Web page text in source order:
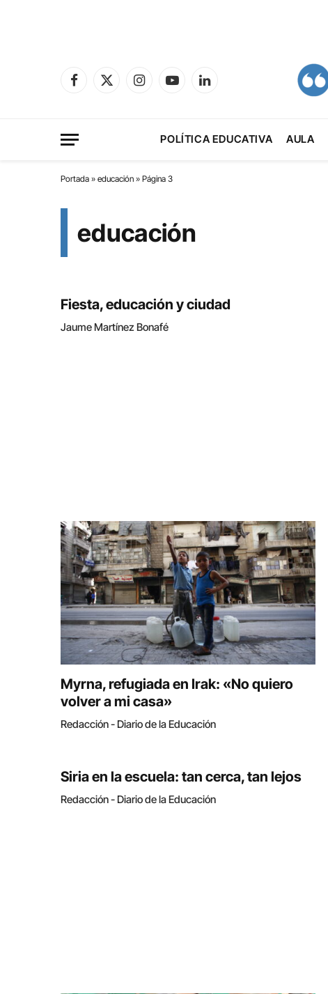
Facebook
X
InstagramYouTubeLinkedIn
POLÍTICA EDUCATIVA AULA
Portada » educación » Página 3
educación
Fiesta, educación y ciudad
Jaume Martínez Bonafé
Myrna, refugiada en Irak: «No quiero
volver a mi casa»
Redacción - Diario de la Educación
Siria en la escuela: tan cerca, tan lejos
Redacción - Diario de la Educación